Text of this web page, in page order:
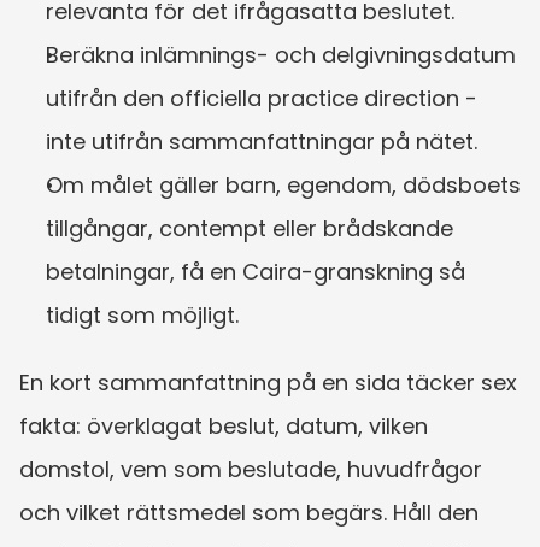
relevanta för det ifrågasatta beslutet.
Beräkna inlämnings- och delgivningsdatum
utifrån den officiella practice direction -
inte utifrån sammanfattningar på nätet.
Om målet gäller barn, egendom, dödsboets
tillgångar, contempt eller brådskande
betalningar, få en Caira-granskning så
tidigt som möjligt.
En kort sammanfattning på en sida täcker sex
fakta: överklagat beslut, datum, vilken
domstol, vem som beslutade, huvudfrågor
och vilket rättsmedel som begärs. Håll den